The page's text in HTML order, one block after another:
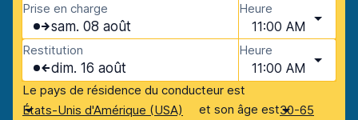
Prise en charge
sam. 08 août
Heure
11:00 AM
Restitution
dim. 16 août
Heure
11:00 AM
Le pays de résidence du conducteur est
États-Unis d'Amérique (USA)
et son âge est30-65